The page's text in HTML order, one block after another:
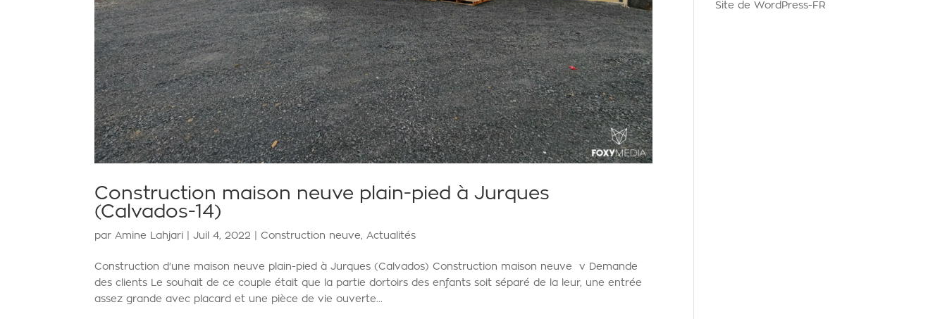
Construction maison neuve plain-pied à Jurques
(Calvados-14)
parAmine Lahjari |Juil 4, 2022 |Construction neuve,Actualités
Construction d'une maison neuve plain-pied à Jurques (Calvados) Construction maison neuve v Demande
des clients Le souhait de ce couple était que la partie dortoirs des enfants soit séparé de la leur, une entrée
assez grande avec placard et une pièce de vie ouverte...
Site de WordPress-FR